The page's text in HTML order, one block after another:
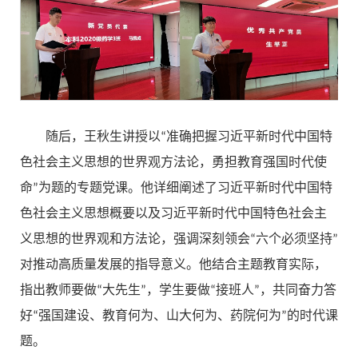
随后，王秋生讲授以“准确把握习近平新时代中国特
色社会主义思想的世界观方法论，勇担教育强国时代使
命”为题的专题党课。他详细阐述了习近平新时代中国特
色社会主义思想概要以及习近平新时代中国特色社会主
义思想的世界观和方法论，强调深刻领会“六个必须坚持”
对推动高质量发展的指导意义。他结合主题教育实际，
指出教师要做“大先生”，学生要做“接班人”，共同奋力答
好“强国建设、教育何为、山大何为、药院何为”的时代课
题。